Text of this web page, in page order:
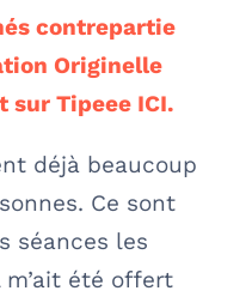
contrepartie
Originelle
Tipeee ICI.
déjà beaucoup
Ce sont
séances les
été offert